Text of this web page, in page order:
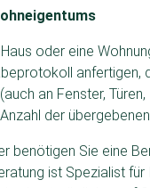
oder eine
anfertigen,
an Fenster,
der
benötigen Sie eine
ist Spezialist